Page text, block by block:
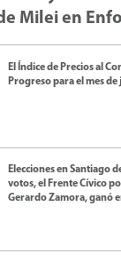
Milei en
El Índice de Precios al
Progreso para el mes
Elecciones en Santiago
votos, el Frente Cívico
Gerardo Zamora, ganó